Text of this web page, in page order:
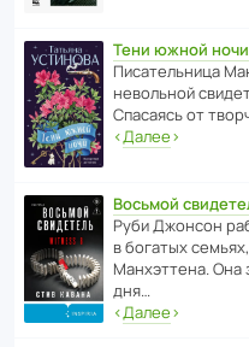
Тени южной ночи
Писа­тель­ница
невольной
Спасаясь от
‹Далее›
Восьмой
Руби Джонсон
в богатых
Манх­эт­тена. Она
дня…
‹Далее›